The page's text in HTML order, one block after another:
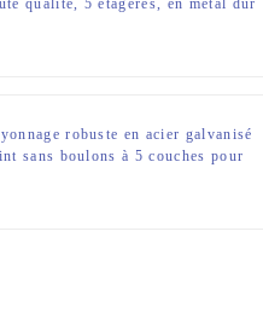
robuste en acier galvanisé
sans boulons à 5 couches pour